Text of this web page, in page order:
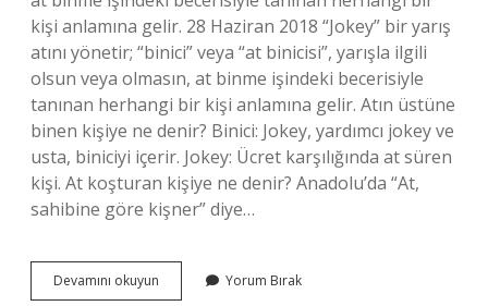
kişi anlamına gelir. 28 Haziran 2018 “Jokey” bir yarış
atını yönetir; “binici” veya “at binicisi”, yarışla ilgili
olsun veya olmasın, at binme işindeki becerisiyle
tanınan herhangi bir kişi anlamına gelir. Atın üstüne
binen kişiye ne denir? Binici: Jokey, yardımcı jokey ve
usta, biniciyi içerir. Jokey: Ücret karşılığında at süren
kişi. At koşturan kişiye ne denir? Anadolu’da “At,
sahibine göre kişner” diye…
Devamını okuyun
Atına
Yorum Bırak